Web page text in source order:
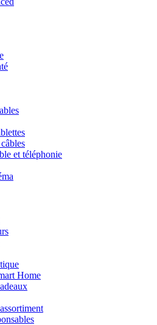
et téléphonie
Home